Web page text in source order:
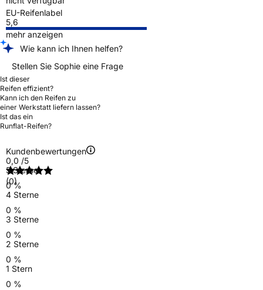
EU-Reifenlabel
5,6
mehr anzeigen
Wie kann ich Ihnen helfen?
Stellen Sie Sophie eine Frage
Ist dieser
Reifen effizient?
Kann ich den Reifen zu
einer Werkstatt liefern lassen?
Ist das ein
Runflat-Reifen?
Kundenbewertungen
0,0 /5
(0)
5 Sterne
0 %
4 Sterne
0 %
3 Sterne
0 %
2 Sterne
0 %
1 Stern
0 %